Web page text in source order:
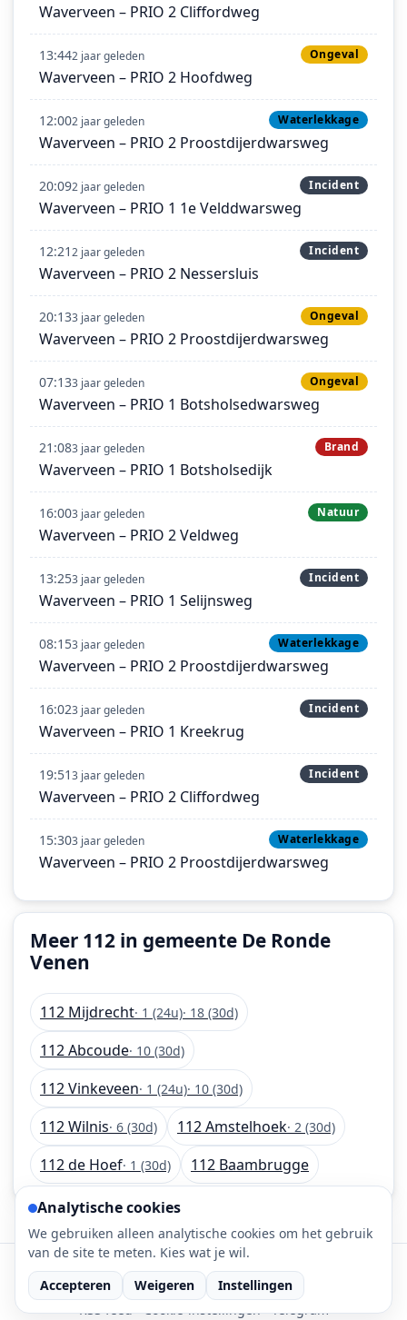
Waverveen – PRIO 2 Cliffordweg
13:442 jaar geleden Ongeval
Waverveen – PRIO 2 Hoofdweg
12:002 jaar geleden Waterlekkage
Waverveen – PRIO 2 Proostdijerdwarsweg
20:092 jaar geleden Incident
Waverveen – PRIO 1 1e Velddwarsweg
12:212 jaar geleden Incident
Waverveen – PRIO 2 Nessersluis
20:133 jaar geleden Ongeval
Waverveen – PRIO 2 Proostdijerdwarsweg
07:133 jaar geleden Ongeval
Waverveen – PRIO 1 Botsholsedwarsweg
21:083 jaar geleden Brand
Waverveen – PRIO 1 Botsholsedijk
16:003 jaar geleden Natuur
Waverveen – PRIO 2 Veldweg
13:253 jaar geleden Incident
Waverveen – PRIO 1 Selijnsweg
08:153 jaar geleden Waterlekkage
Waverveen – PRIO 2 Proostdijerdwarsweg
16:023 jaar geleden Incident
Waverveen – PRIO 1 Kreekrug
19:513 jaar geleden Incident
Waverveen – PRIO 2 Cliffordweg
15:303 jaar geleden Waterlekkage
Waverveen – PRIO 2 Proostdijerdwarsweg
Meer 112 in gemeente De Ronde
Venen
112 Mijdrecht· 1 (24u)· 18 (30d)
112 Abcoude· 10 (30d)
112 Vinkeveen· 1 (24u)· 10 (30d)
112 Wilnis· 6 (30d) 112 Amstelhoek· 2 (30d)
112 de Hoef· 1 (30d) 112 Baambrugge
112-meldingen.nl • 112 meldingen is onderdeel
van DaLec.
RSS feed·Cookie-instellingen·Telegram
Analytische cookies
We gebruiken alleen analytische cookies om het gebruik
van de site te meten. Kies wat je wil.
Accepteren
Weigeren Instellingen